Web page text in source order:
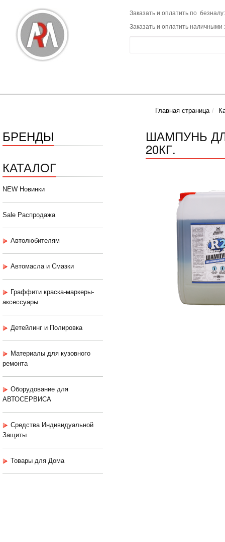
Заказать и оплатить по
Заказать и оплатить наличными
Главная страница
БРЕНДЫ
КАТАЛОГ
NEW Новинки
Sale Распродажа
Автолюбителям
Автомасла и Смазки
Граффити краска-маркеры-
аксессуары
Детейлинг и Полировка
Материалы для кузовного
ремонта
Оборудование для
АВТОСЕРВИСА
Средства Индивидуальной
Защиты
Товары для Дома
ШАМПУНЬ
20КГ.